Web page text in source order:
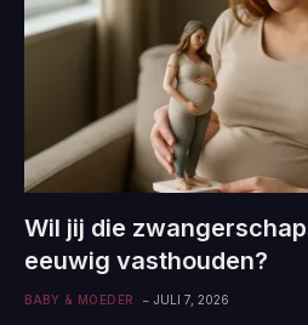
Wil jij die
eeuwig vasthouden?
BABY & MOEDER JULI 7, 2026